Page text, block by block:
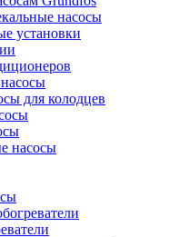
насосы
установки
для колодцев
насосы